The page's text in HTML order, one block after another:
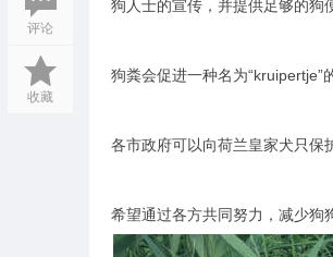
评论
收藏
狗人士的宣传，并提供足够的狗
狗粪会促进一种名为“kruipertje”
各市政府可以向荷兰皇家犬只保
希望通过各方共同努力，减少狗